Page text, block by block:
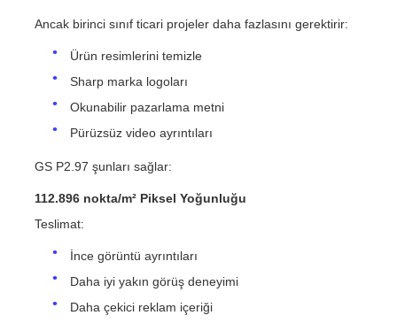
Ancak birinci sınıf ticari projeler daha fazlasını gerektirir:
Ürün resimlerini temizle
Sharp marka logoları
Okunabilir pazarlama metni
Pürüzsüz video ayrıntıları
GS P2.97 şunları sağlar:
112.896 nokta/m² Piksel Yoğunluğu
Teslimat:
İnce görüntü ayrıntıları
Daha iyi yakın görüş deneyimi
Daha çekici reklam içeriği